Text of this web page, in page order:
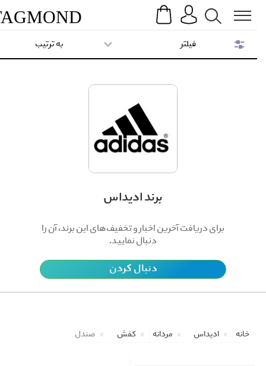
Search
TAGMOND
برند ادیداس
برای دریافت آخرین اخبار و تخفیف‌های این برند، آن را
دنبال نمایید.
دنبال کردن
به ترتیب
خانه ادیداس مردانه کفش صندل
فیلتر